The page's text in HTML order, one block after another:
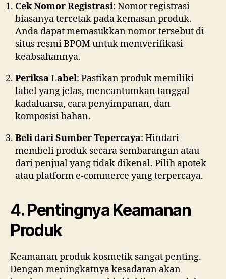
Cek Nomor Registrasi: Nomor registrasi
biasanya tercetak pada kemasan produk.
Anda dapat memasukkan nomor tersebut di
situs resmi BPOM untuk memverifikasi
keabsahannya.
Periksa Label: Pastikan produk memiliki
label yang jelas, mencantumkan tanggal
kadaluarsa, cara penyimpanan, dan
komposisi bahan.
Beli dari Sumber Tepercaya: Hindari
membeli produk secara sembarangan atau
dari penjual yang tidak dikenal. Pilih apotek
atau platform e-commerce yang terpercaya.
4. Pentingnya Keamanan
Produk
Keamanan produk kosmetik sangat penting.
Dengan meningkatnya kesadaran akan